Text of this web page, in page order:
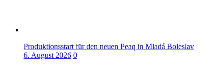
Produktionsstart für den neuen Peaq in Mladá Boleslav
6. August 2026 0